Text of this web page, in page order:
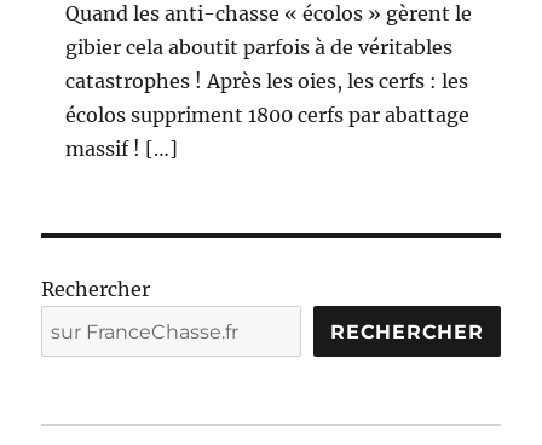
Quand les anti-chasse « écolos » gèrent le
gibier cela aboutit parfois à de véritables
catastrophes ! Après les oies, les cerfs : les
écolos suppriment 1800 cerfs par abattage
massif ! […]
Rechercher
RECHERCHER